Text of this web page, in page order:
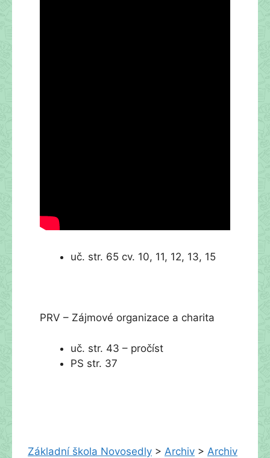
uč. str. 65 cv. 10, 11, 12, 13, 15
PRV – Zájmové organizace a charita
uč. str. 43 – pročíst
PS str. 37
Základní škola Novosedly > Archiv > Archiv